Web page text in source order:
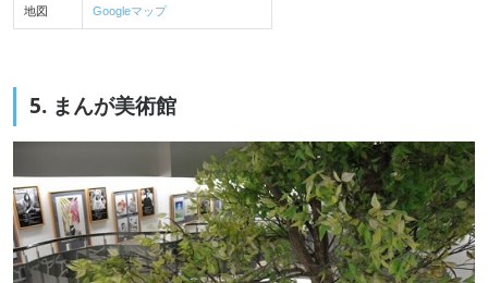
地図 Googleマップ
5. まんが美術館